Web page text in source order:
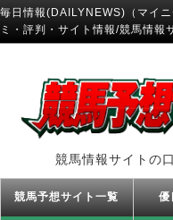
毎日情報(DAILYNEWS)（マイ
ミ・評判・サイト情報/競馬情報
競馬情報サイトの
競馬予想サイト一覧 優